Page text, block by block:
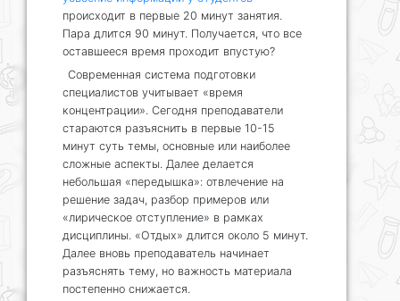
происходит в первые 20 минут занятия.
Пара длится 90 минут. Получается, что все
оставшееся время проходит впустую?
Современная система подготовки
специалистов учитывает «время
концентрации». Сегодня преподаватели
стараются разъяснить в первые 10-15
минут суть темы, основные или наиболее
сложные аспекты. Далее делается
небольшая «передышка»: отвлечение на
решение задач, разбор примеров или
«лирическое отступление» в рамках
дисциплины. «Отдых» длится около 5 минут.
Далее вновь преподаватель начинает
разъяснять тему, но важность материала
постепенно снижается.